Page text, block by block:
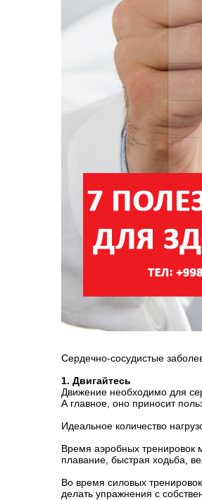
Сердечно-сосудистые
1. Двигайтесь
Движение необходимо для
А главное, оно приносит
Идеальное количество
Время аэробных тренировок
плавание, быстрая ходьба,
Во время силовых
делать упражнения с